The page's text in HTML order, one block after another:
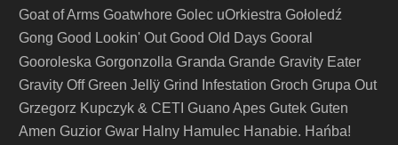
Goat of Arms Goatwhore Golec uOrkiestra Gołoledź
Gong Good Lookin' Out Good Old Days Gooral
Gooroleska Gorgonzolla Granda Grande Gravity Eater
Gravity Off Green Jellÿ Grind Infestation Groch Grupa Out
Grzegorz Kupczyk & CETI Guano Apes Gutek Guten
Amen Guzior Gwar Halny Hamulec Hanabie. Hańba!